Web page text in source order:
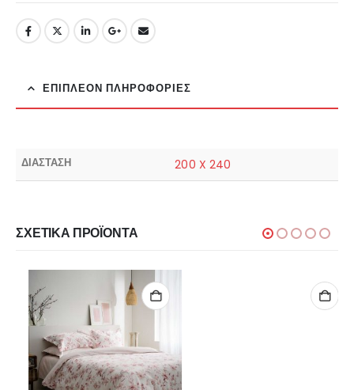
ΕΠΙΠΛΈΟΝ ΠΛΗΡΟΦΟΡΊΕΣ
ΔΙΑΣΤΑΣΗ 200 X 240
ΣΧΕΤΙΚΆ ΠΡΟΪΌΝΤΑ